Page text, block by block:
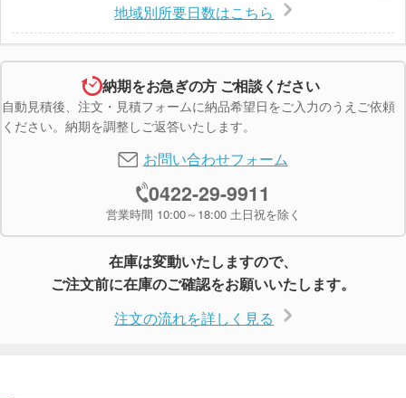
地域別所要日数はこちら
納期をお急ぎの方 ご相談ください
自動見積後、注文・見積フォームに納品希望日をご入力のうえご依頼
ください。納期を調整しご返答いたします。
お問い合わせフォーム
0422-29-9911
営業時間 10:00～18:00 土日祝を除く
在庫は変動いたしますので、
ご注文前に在庫のご確認をお願いいたします。
注文の流れを詳しく見る